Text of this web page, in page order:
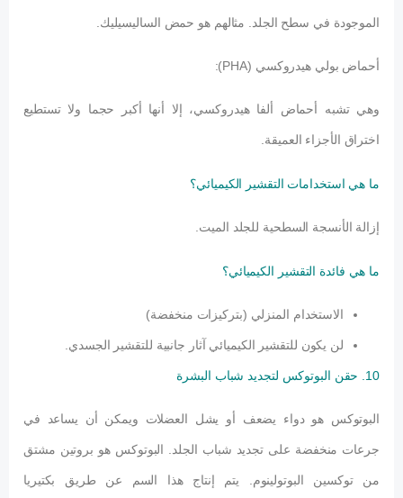
الموجودة في سطح الجلد. مثالهم هو حمض الساليسيليك.
أحماض بولي هيدروكسي (PHA):
وهي تشبه أحماض ألفا هيدروكسي، إلا أنها أكبر حجما ولا تستطيع
اختراق الأجزاء العميقة.
ما هي استخدامات التقشير الكيميائي؟
إزالة الأنسجة السطحية للجلد الميت.
ما هي فائدة التقشير الكيميائي؟
الاستخدام المنزلي (بتركيزات منخفضة)
لن يكون للتقشير الكيميائي آثار جانبية للتقشير الجسدي.
10. حقن البوتوكس لتجديد شباب البشرة
البوتوكس هو دواء يضعف أو يشل العضلات ويمكن أن يساعد في
جرعات منخفضة على تجديد شباب الجلد. البوتوكس هو بروتين مشتق
من توكسين البوتولينوم. يتم إنتاج هذا السم عن طريق بكتيريا